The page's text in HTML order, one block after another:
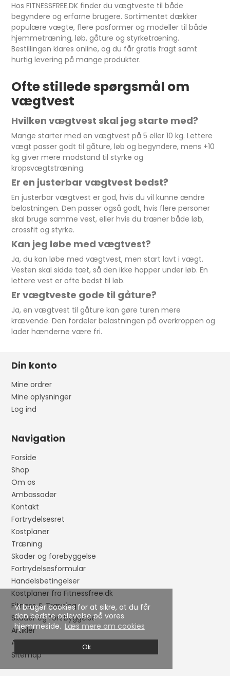
Vi bruger cookies for at sikre, at du får
den bedste oplevelse på vores
hjemmeside. Læs mere om cookies
Ok
Hos FITNESSFREE.DK finder du vægtveste til både
begyndere og erfarne brugere. Sortimentet dækker
populære vægte, flere pasformer og modeller til både
hjemmetræning, løb, gåture og styrketræning.
Bestillingen klares online, og du får gratis fragt samt
hurtig levering på mange produkter.
Ofte stillede spørgsmål om
vægtvest
Hvilken vægtvest skal jeg starte med?
Mange starter med en vægtvest på 5 eller 10 kg. Lettere
vægt passer godt til gåture, løb og begyndere, mens +10
kg giver mere modstand til styrke og
kropsvægtstræning.
Er en justerbar vægtvest bedst?
En justerbar vægtvest er god, hvis du vil kunne ændre
belastningen. Den passer også godt, hvis flere personer
skal bruge samme vest, eller hvis du træner både løb,
crossfit og styrke.
Kan jeg løbe med vægtvest?
Ja, du kan løbe med vægtvest, men start lavt i vægt.
Vesten skal sidde tæt, så den ikke hopper under løb. En
lettere vest er ofte bedst til løb.
Er vægtveste gode til gåture?
Ja, en vægtvest til gåture kan gøre turen mere
krævende. Den fordeler belastningen på overkroppen og
lader hænderne være fri.
Din konto
Mine ordrer
Mine oplysninger
Log ind
Navigation
Forside
Shop
Om os
Ambassadør
Kontakt
Fortrydelsesret
Kostplaner
Træning
Skader og forebyggelse
Fortrydelsesformular
Handelsbetingelser
Kostplaner fra Fitnessfree.dk
Fitness & Træning
Skader og forebyggelse
Artikler
Ambassadør
Sitemap